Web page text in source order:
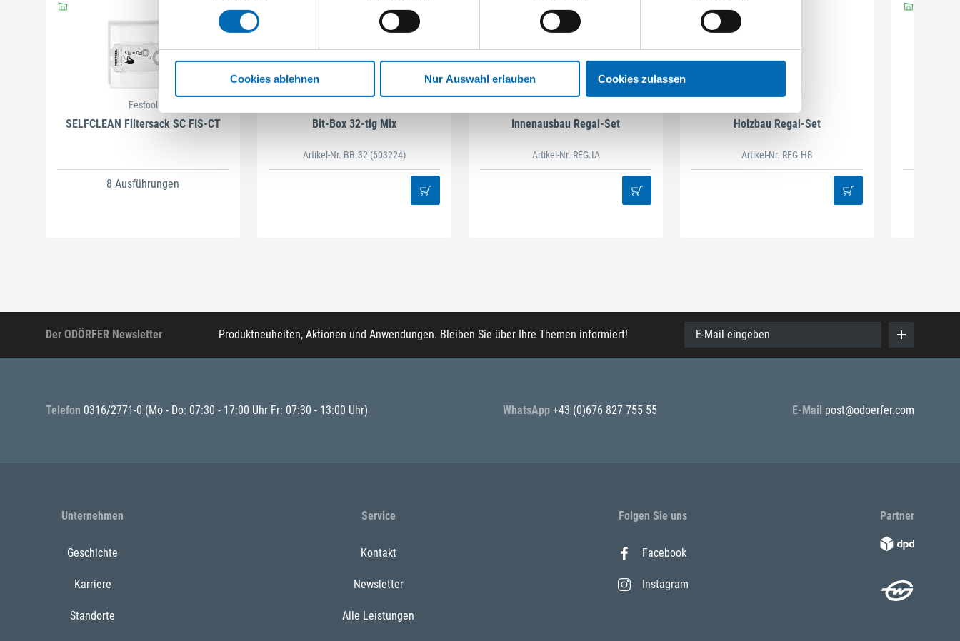
Cookies ablehnen Nur Auswahl erlauben Cookies zulassen
Festool
SELFCLEAN Filtersack SC FIS-CT
8 Ausführungen
Bit-Box 32-tlg Mix
Artikel-Nr. BB.32 (603224)
Innenausbau Regal-Set
Artikel-Nr. REG.IA
Holzbau Regal-Set
Artikel-Nr. REG.HB
Der ODÖRFER Newsletter Produktneuheiten, Aktionen und Anwendungen. Bleiben Sie über Ihre Themen informiert! E-Mail eingeben
Telefon 0316/2771-0 (Mo - Do: 07:30 - 17:00 Uhr Fr: 07:30 - 13:00 Uhr) WhatsApp +43 (0)676 827 755 55 E-Mail post@odoerfer.com
Unternehmen
Geschichte
Karriere
Standorte
Service
Kontakt
Newsletter
Alle Leistungen
Folgen Sie uns
Facebook
Instagram
Partner